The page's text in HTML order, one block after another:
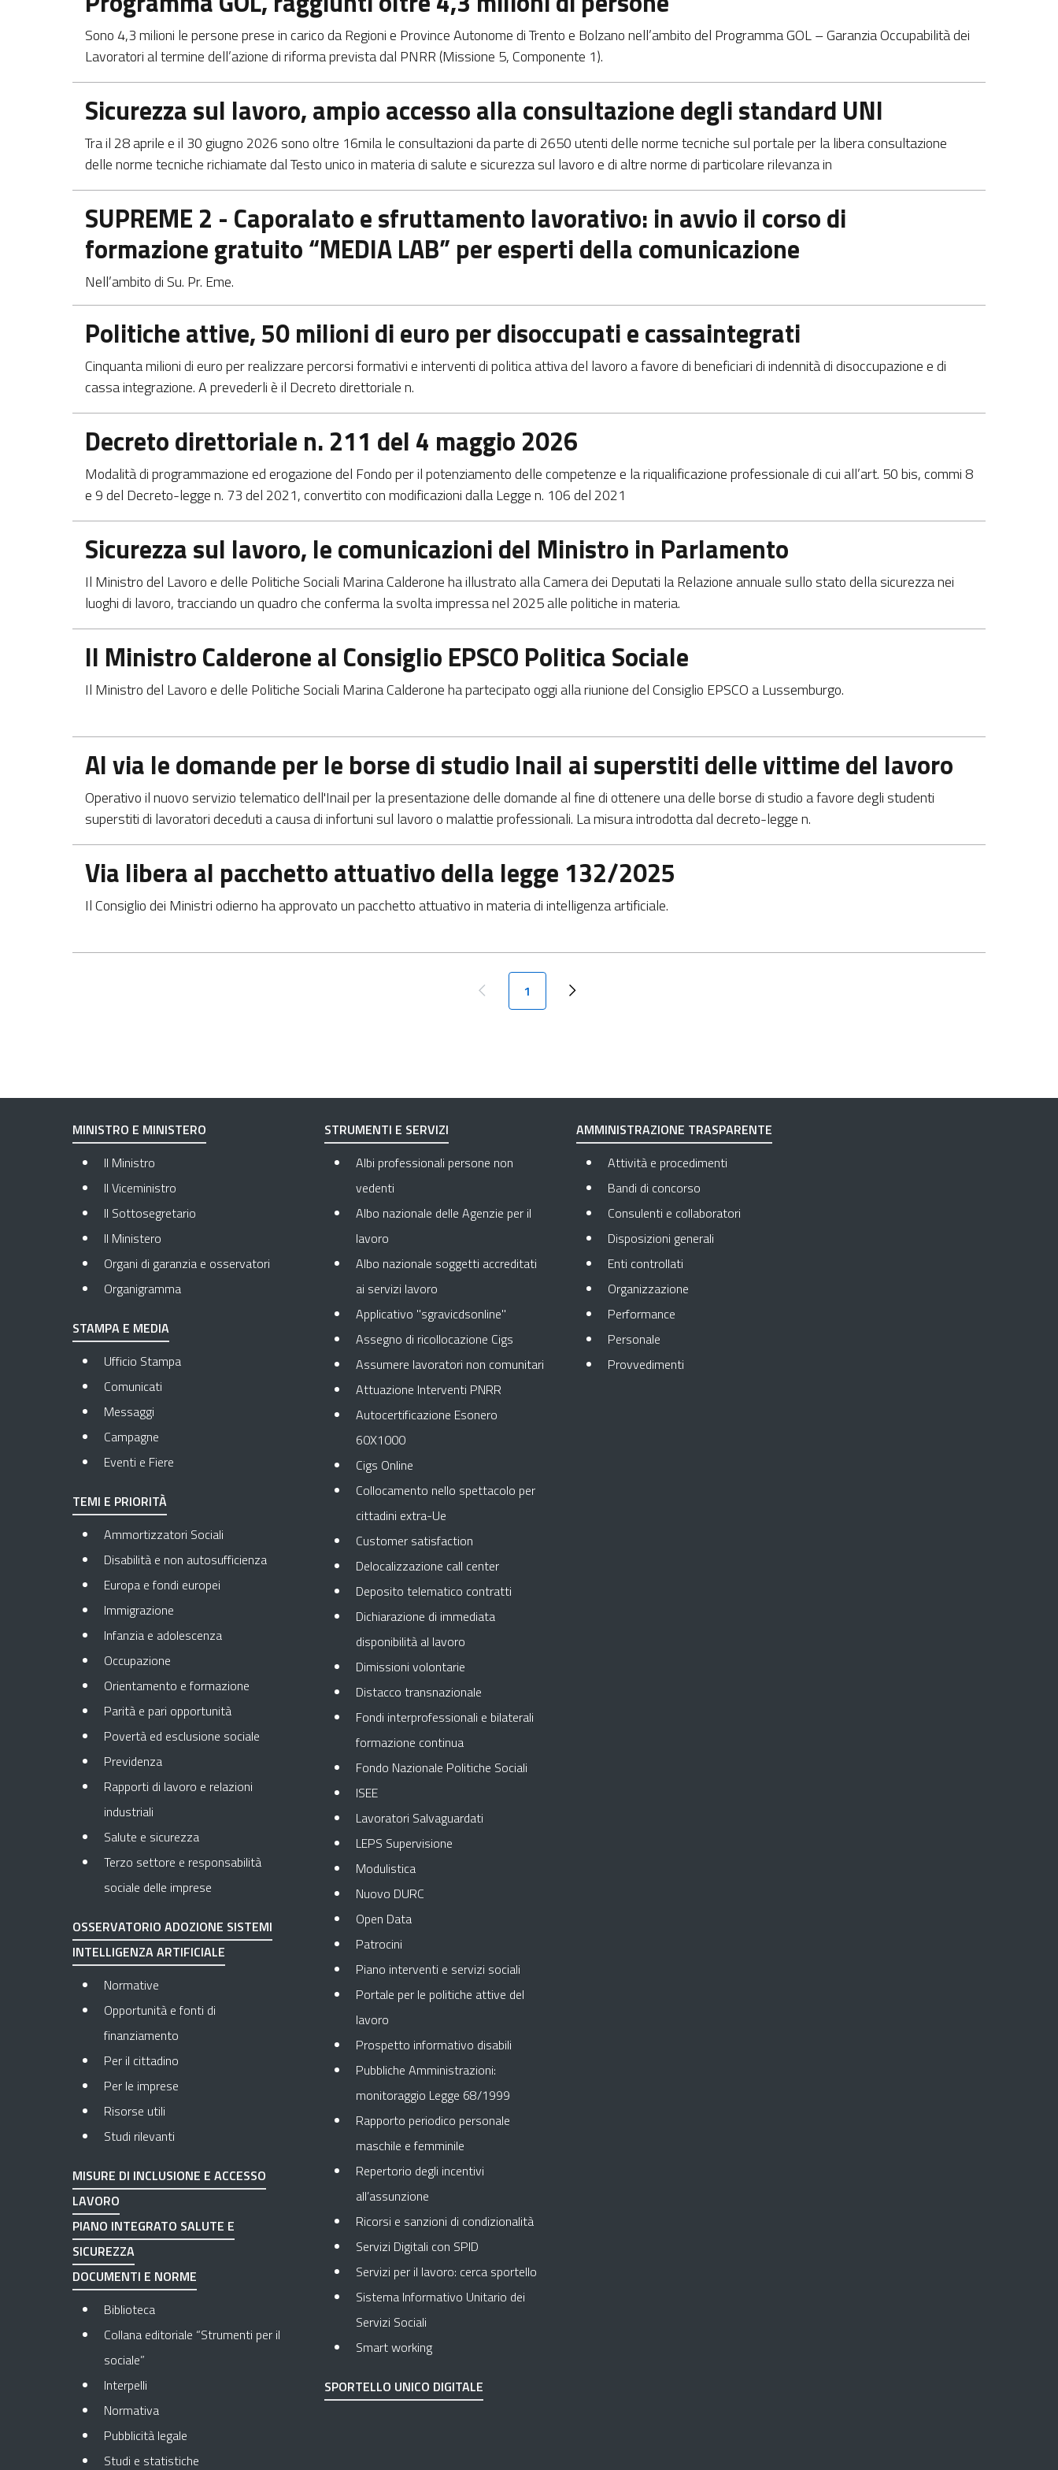
Sono 4,3 milioni le persone prese in carico da Regioni e Province Autonome di Trento e Bolzano nell’ambito del Programma GOL – Garanzia Occupabilità dei
Lavoratori al termine dell’azione di riforma prevista dal PNRR (Missione 5, Componente 1).
Sicurezza sul lavoro, ampio accesso alla consultazione degli standard UNI
Tra il 28 aprile e il 30 giugno 2026 sono oltre 16mila le consultazioni da parte di 2650 utenti delle norme tecniche sul portale per la libera consultazione
delle norme tecniche richiamate dal Testo unico in materia di salute e sicurezza sul lavoro e di altre norme di particolare rilevanza in
SUPREME 2 - Caporalato e sfruttamento lavorativo: in avvio il corso di
formazione gratuito “MEDIA LAB” per esperti della comunicazione
Nell’ambito di Su. Pr. Eme.
Politiche attive, 50 milioni di euro per disoccupati e cassaintegrati
Cinquanta milioni di euro per realizzare percorsi formativi e interventi di politica attiva del lavoro a favore di beneficiari di indennità di disoccupazione e di
cassa integrazione. A prevederli è il Decreto direttoriale n.
Decreto direttoriale n. 211 del 4 maggio 2026
Modalità di programmazione ed erogazione del Fondo per il potenziamento delle competenze e la riqualificazione professionale di cui all’art. 50 bis, commi 8
e 9 del Decreto-legge n. 73 del 2021, convertito con modificazioni dalla Legge n. 106 del 2021
Sicurezza sul lavoro, le comunicazioni del Ministro in Parlamento
Il Ministro del Lavoro e delle Politiche Sociali Marina Calderone ha illustrato alla Camera dei Deputati la Relazione annuale sullo stato della sicurezza nei
luoghi di lavoro, tracciando un quadro che conferma la svolta impressa nel 2025 alle politiche in materia.
Il Ministro Calderone al Consiglio EPSCO Politica Sociale
Il Ministro del Lavoro e delle Politiche Sociali Marina Calderone ha partecipato oggi alla riunione del Consiglio EPSCO a Lussemburgo.
Al via le domande per le borse di studio Inail ai superstiti delle vittime del lavoro
Operativo il nuovo servizio telematico dell'Inail per la presentazione delle domande al fine di ottenere una delle borse di studio a favore degli studenti
superstiti di lavoratori deceduti a causa di infortuni sul lavoro o malattie professionali. ​La misura introdotta dal decreto-legge n.
Via libera al pacchetto attuativo della legge 132/2025
Il Consiglio dei Ministri odierno ha approvato un pacchetto attuativo in materia di intelligenza artificiale.
Paginazione
Pagina precedente
Pagina attuale
1 Next page
MINISTRO E MINISTERO
Il Ministro
Il Viceministro
Il Sottosegretario
Il Ministero
Organi di garanzia e osservatori
Organigramma
STAMPA E MEDIA
Ufficio Stampa
Comunicati
Messaggi
Campagne
Eventi e Fiere
TEMI E PRIORITÀ
Ammortizzatori Sociali
Disabilità e non autosufficienza
Europa e fondi europei
Immigrazione
Infanzia e adolescenza
Occupazione
Orientamento e formazione
Parità e pari opportunità
Povertà ed esclusione sociale
Previdenza
Rapporti di lavoro e relazioni
industriali
Salute e sicurezza
Terzo settore e responsabilità
sociale delle imprese
OSSERVATORIO ADOZIONE SISTEMI
INTELLIGENZA ARTIFICIALE
Normative
Opportunità e fonti di
finanziamento
Per il cittadino
Per le imprese
Risorse utili
Studi rilevanti
MISURE DI INCLUSIONE E ACCESSO
LAVORO
PIANO INTEGRATO SALUTE E
SICUREZZA
DOCUMENTI E NORME
Biblioteca
Collana editoriale “Strumenti per il
sociale”
Interpelli
Normativa
Pubblicità legale
Studi e statistiche
STRUMENTI E SERVIZI
Albi professionali persone non
vedenti
Albo nazionale delle Agenzie per il
lavoro
Albo nazionale soggetti accreditati
ai servizi lavoro
Applicativo "sgravicdsonline"
Assegno di ricollocazione Cigs
Assumere lavoratori non comunitari
Attuazione Interventi PNRR
Autocertificazione Esonero
60X1000
Cigs Online
Collocamento nello spettacolo per
cittadini extra-Ue
Customer satisfaction
Delocalizzazione call center
Deposito telematico contratti
Dichiarazione di immediata
disponibilità al lavoro
Dimissioni volontarie
Distacco transnazionale
Fondi interprofessionali e bilaterali
formazione continua
Fondo Nazionale Politiche Sociali
ISEE
Lavoratori Salvaguardati
LEPS Supervisione
Modulistica
Nuovo DURC
Open Data
Patrocini
Piano interventi e servizi sociali
Portale per le politiche attive del
lavoro
Prospetto informativo disabili
Pubbliche Amministrazioni:
monitoraggio Legge 68/1999
Rapporto periodico personale
maschile e femminile
Repertorio degli incentivi
all’assunzione
Ricorsi e sanzioni di condizionalità
Servizi Digitali con SPID
Servizi per il lavoro: cerca sportello
Sistema Informativo Unitario dei
Servizi Sociali
Smart working
SPORTELLO UNICO DIGITALE
AMMINISTRAZIONE TRASPARENTE
Attività e procedimenti
Bandi di concorso
Consulenti e collaboratori
Disposizioni generali
Enti controllati
Organizzazione
Performance
Personale
Provvedimenti